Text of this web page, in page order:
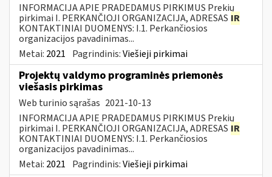
INFORMACIJA APIE PRADEDAMUS PIRKIMUS Prekių
pirkimai I. PERKANČIOJI ORGANIZACIJA, ADRESAS IR
KONTAKTINIAI DUOMENYS: I.1. Perkančiosios
organizacijos pavadinimas...
Metai: 2021 Pagrindinis:Viešieji pirkimai
Projektų valdymo programinės priemonės
viešasis pirkimas
Web turinio sąrašas 2021-10-13
INFORMACIJA APIE PRADEDAMUS PIRKIMUS Prekių
pirkimai I. PERKANČIOJI ORGANIZACIJA, ADRESAS IR
KONTAKTINIAI DUOMENYS: I.1. Perkančiosios
organizacijos pavadinimas...
Metai: 2021 Pagrindinis:Viešieji pirkimai